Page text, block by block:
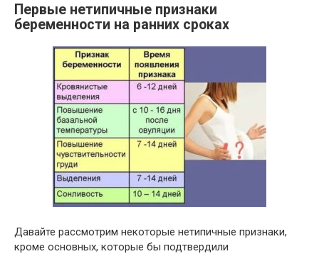
Первые нетипичные признаки
беременности на ранних сроках
Давайте рассмотрим некоторые нетипичные признаки,
кроме основных, которые бы подтвердили